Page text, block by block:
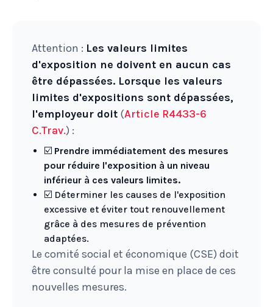
Attention : Les valeurs limites
d'exposition ne doivent en aucun cas
être dépassées. Lorsque les valeurs
limites d'expositions sont dépassées,
l'employeur doit (Article R4433-6
C.Trav.) :
☑️ Prendre immédiatement des mesures
pour réduire l'exposition à un niveau
inférieur à ces valeurs limites.
☑️ Déterminer les causes de l'exposition
excessive et éviter tout renouvellement
grâce à des mesures de prévention
adaptées.
Le comité social et économique (CSE) doit
être consulté pour la mise en place de ces
nouvelles mesures.